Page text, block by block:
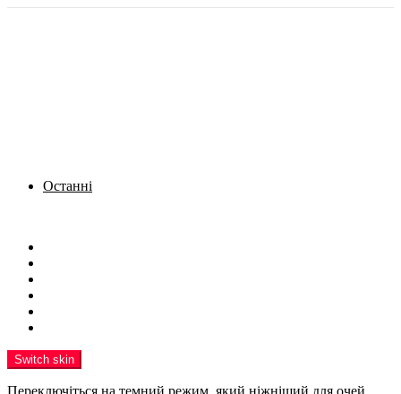
Останні
Switch skin
Переключіться на темний режим, який ніжніший для очей.